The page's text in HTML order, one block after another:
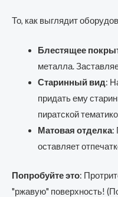
То, как выглядит
Блестящее
металла.
Старинный вид:
придать ему
пиратской
Матовая отделка:
оставляет
Попробуйте это:
"ржавую" поверхность!